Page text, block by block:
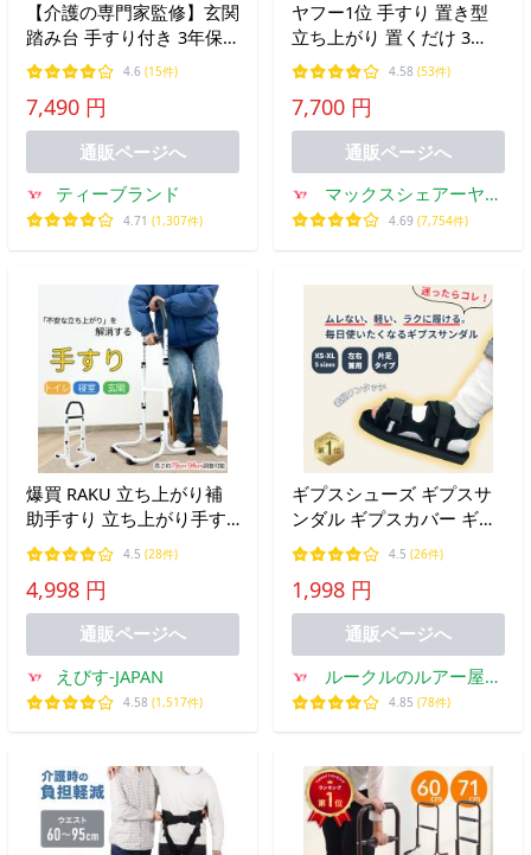
【介護の専門家監修】玄関
踏み台 手すり付き 3年保
証 木製 RUKEStep 滑り止
め 耐荷重250kg 転倒防止
玄関ステップ 安心設計 大
人 高齢者用 室内 屋外
4.6 (15件)
7,490 円
通販ページへ
ティーブランド
4.71 (1,307件)
ヤフー1位 手すり 置き型
立ち上がり 置くだけ 3
段/75.5cm 2個セット 玄関
トイレ ベッド 介護用手す
り 補助手すり 補助器具 立
ち座り 工事不要 手摺 送料
4.58 (53件)
7,700 円
通販ページへ
マックスシェアーヤフ
ー店
4.69 (7,754件)
爆買 RAKU 立ち上がり補
助手すり 立ち上がり手す
り 転倒防止 高さ約79cm-
94cm調整可能 2重持ち手
八字型ベース 耐荷重約
100KG アルミ製 脚パット
4.5 (28件)
4,998 円
通販ページへ
えびす-JAPAN
4.58 (1,517件)
ギプスシューズ ギプスサ
ンダル ギプスカバー ギブ
ス 男女子ども 左右兼用 1
足
4.5 (26件)
1,998 円
通販ページへ
ルークルのルアー屋さ
ん Yahoo!店
4.85 (78件)